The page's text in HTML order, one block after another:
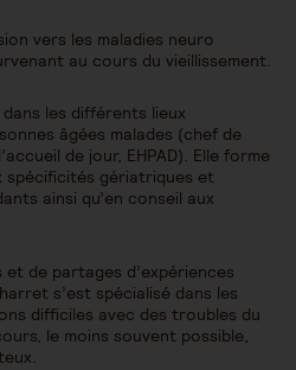
vers les maladies neuro
au cours du vieillissement.
les différents lieux
âgées malades (chef de
de jour, EHPAD). Elle forme
spécificités gériatriques et
ainsi qu’en conseil aux
et de partages d’expériences
s’est spécialisé dans les
difficiles avec des troubles du
le moins souvent possible,